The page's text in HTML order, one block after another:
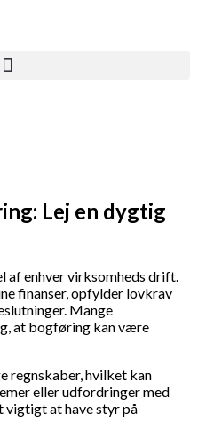
Lej en dygtig
af enhver virksomheds drift.
finanser, opfylder lovkrav
Mange
at bogføring kan være
regnskaber, hvilket kan
eller udfordringer med
vigtigt at have styr på